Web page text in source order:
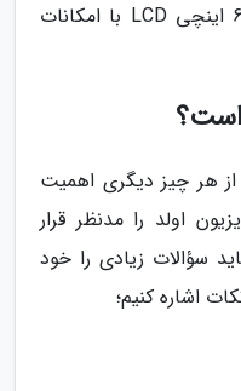
اولد 55 اینچی، یک تلویزیون 65 اینچی LCD با امکانات
است؟
هر چیز دیگری اهمیت
اولد را مدنظر قرار
سؤالات زیادی را خود
اشاره کنیم؛